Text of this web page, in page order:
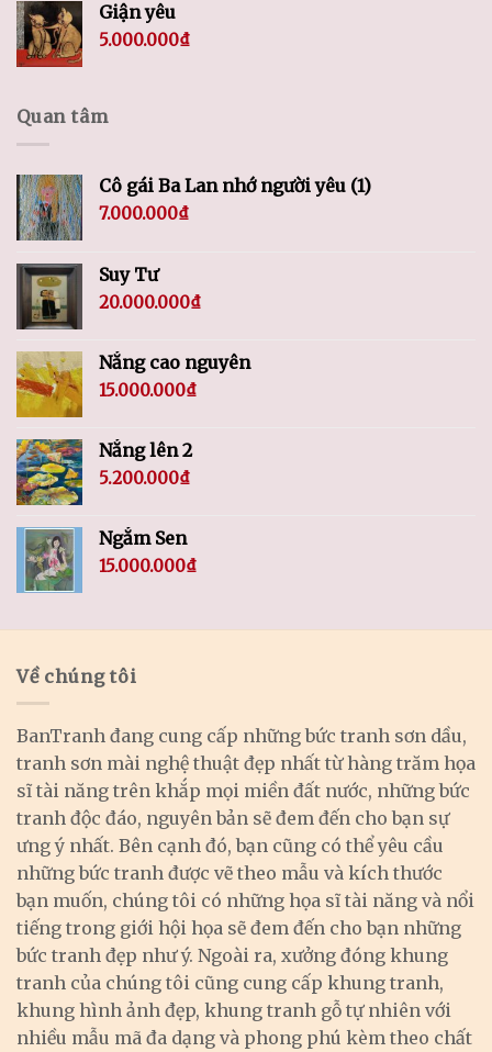
Giận yêu
5.000.000₫
Quan tâm
Cô gái Ba Lan nhớ người yêu (1)
7.000.000₫
Suy Tư
20.000.000₫
Nắng cao nguyên
15.000.000₫
Nắng lên 2
5.200.000₫
Ngắm Sen
15.000.000₫
Về chúng tôi
BanTranh đang cung cấp những bức tranh sơn dầu,
tranh sơn mài nghệ thuật đẹp nhất từ hàng trăm họa
sĩ tài năng trên khắp mọi miền đất nước, những bức
tranh độc đáo, nguyên bản sẽ đem đến cho bạn sự
ưng ý nhất. Bên cạnh đó, bạn cũng có thể yêu cầu
những bức tranh được vẽ theo mẫu và kích thước
bạn muốn, chúng tôi có những họa sĩ tài năng và nổi
tiếng trong giới hội họa sẽ đem đến cho bạn những
bức tranh đẹp như ý. Ngoài ra, xưởng đóng khung
tranh của chúng tôi cũng cung cấp khung tranh,
khung hình ảnh đẹp, khung tranh gỗ tự nhiên với
nhiều mẫu mã đa dạng và phong phú kèm theo chất